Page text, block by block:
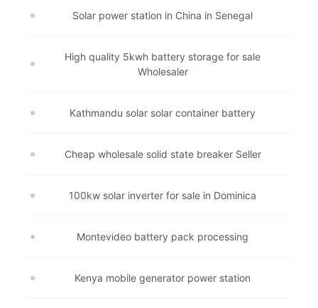
Solar power station in China in Senegal
High quality 5kwh battery storage for sale
Wholesaler
Kathmandu solar solar container battery
Cheap wholesale solid state breaker Seller
100kw solar inverter for sale in Dominica
Montevideo battery pack processing
Kenya mobile generator power station